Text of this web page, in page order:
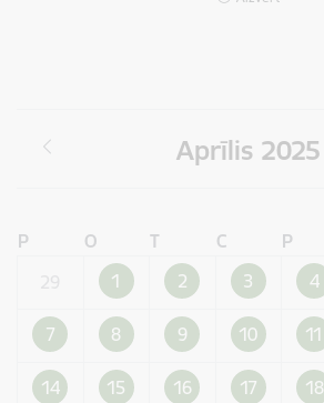
Aprīlis 2025
P O T C P
1 2 3 4
7 8 9 10 11
14 15 16 17 18